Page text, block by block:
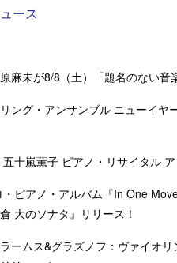
ース
麻未が8/8（土）「題名のない音
ング・アンサンブル ニューイヤ
十嵐薫子 ピアノ・リサイタル
ピアノ・アルバム『In One
大のソナタ』リリース！
ームス&グラズノフ：ヴァイオリ